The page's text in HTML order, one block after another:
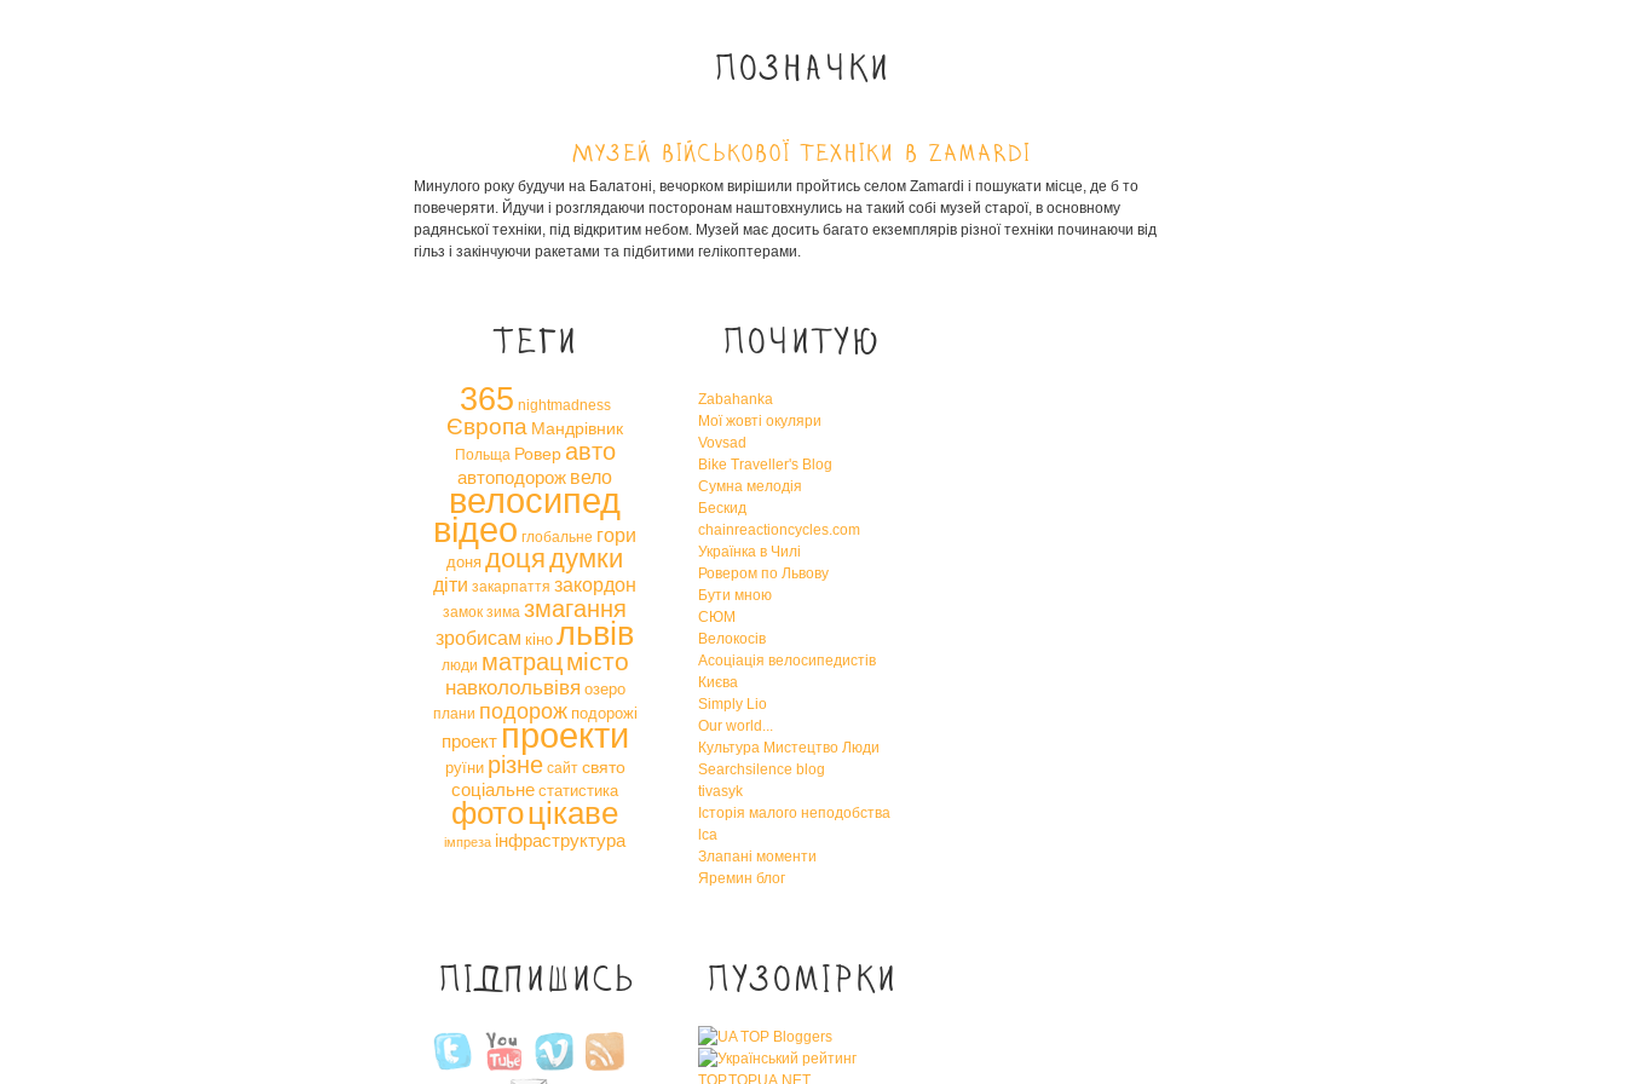
Позначки
Музей військової техніки в Zamardi
Минулого року будучи на Балатоні, вечорком вирішили пройтись селом Zamardi і пошукати місце, де б то
повечеряти. Йдучи і розглядаючи посторонам наштовхнулись на такий собі музей старої, в основному
радянської техніки, під відкритим небом. Музей має досить багато екземплярів різної техніки починаючи від
гільз і закінчуючи ракетами та підбитими гелікоптерами.
Теги
365 nightmadness
Європа Мандрівник
Польща Ровер авто
автоподорож вело
велосипед
відео глобальне гори
доня доцядумки
діти закарпаття закордон
замок зима змагання
зробисам кіно львів
люди матрац місто
навколольвівя озеро
плани подорож подорожі
проект проекти
руїни різне сайт свято
соціальне статистика
фотоцікаве
імпреза інфраструктура
Почитую
Zabahanka
Мої жовті окуляри
Vovsad
Bike Traveller's Blog
Сумна мелодія
Бескид
chainreactioncycles.com
Українка в Чилі
Ровером по Львову
Бути мною
СЮМ
Велокосів
Асоціація велосипедистів
Києва
Simply Lio
Our world...
Культура Мистецтво Люди
Searchsilence blog
tivasyk
Історія малого неподобства
lca
Злапані моменти
Яремин блог
Підпишись Пузомірки